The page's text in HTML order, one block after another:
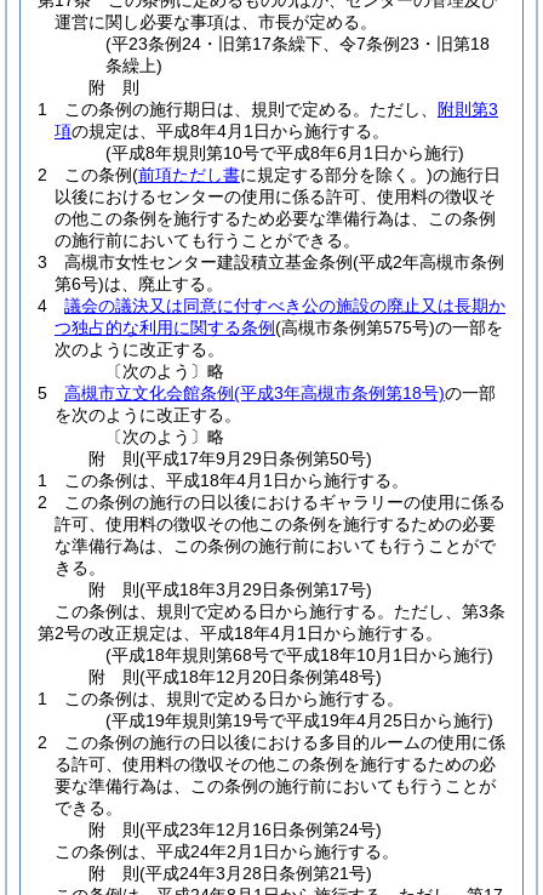
運営に関し必要な事項は、市長が定める。
(平23条例24・旧第17条繰下、令7条例23・旧第18
条繰上)
附 則
1
この条例の施行期日は、規則で定める。 ただし、
附則第3
項の規定は、平成8年4月1日から施行する。
(平成8年規則第10号で平成8年6月1日から施行)
2
この条例(前項ただし書に規定する部分を除く。)の施行日
以後におけるセンターの使用に係る許可、使用料の徴収そ
の他この条例を施行するため必要な準備行為は、この条例
の施行前においても行うことができる。
3
高槻市女性センター建設積立基金条例(平成2年高槻市条例
第6号)は、廃止する。
4
議会の議決又は同意に付すべき公の施設の廃止又は長期か
つ独占的な利用に関する条例(高槻市条例第575号)の一部を
次のように改正する。
〔次のよう〕略
5
高槻市立文化会館条例(平成3年高槻市条例第18号)の一部
を次のように改正する。
〔次のよう〕略
附 則(平成17年9月29日条例第50号)
1
この条例は、平成18年4月1日から施行する。
2
この条例の施行の日以後におけるギャラリーの使用に係る
許可、使用料の徴収その他この条例を施行するための必要
な準備行為は、この条例の施行前においても行うことがで
きる。
附 則(平成18年3月29日条例第17号)
この条例は、規則で定める日から施行する。 ただし、第3条
第2号の改正規定は、平成18年4月1日から施行する。
(平成18年規則第68号で平成18年10月1日から施行)
附 則(平成18年12月20日条例第48号)
1
この条例は、規則で定める日から施行する。
(平成19年規則第19号で平成19年4月25日から施行)
2
この条例の施行の日以後における多目的ルームの使用に係
る許可、使用料の徴収その他この条例を施行するための必
要な準備行為は、この条例の施行前においても行うことが
できる。
附 則(平成23年12月16日条例第24号)
この条例は、平成24年2月1日から施行する。
附 則(平成24年3月28日条例第21号)